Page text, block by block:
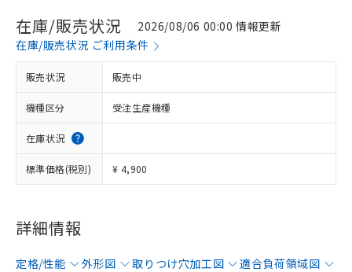
在庫/販売状況
2026/08/06 00:00 情報更新
在庫/販売状況 ご利用条件
販売状況 販売中
機種区分 受注生産機種
在庫状況
標準価格(税別) ¥ 4,900
詳細情報
定格/性能 外形図 取りつけ穴加工図
適合負荷領域図